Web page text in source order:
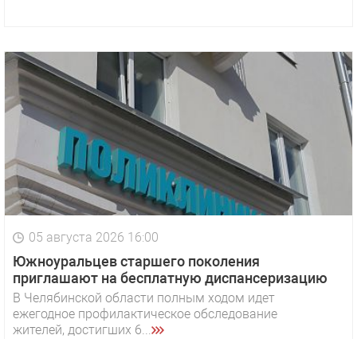
05 августа 2026 16:00
Южноуральцев старшего поколения
приглашают на бесплатную диспансеризацию
В Челябинской области полным ходом идет
ежегодное профилактическое обследование
жителей, достигших 6...